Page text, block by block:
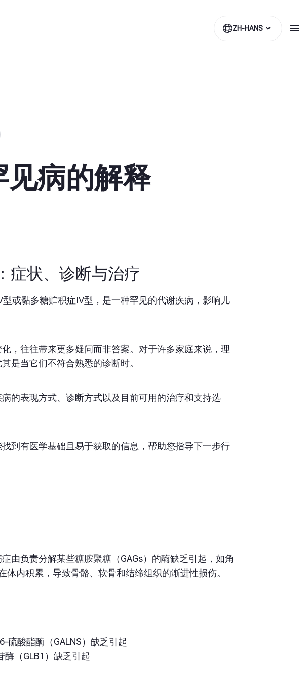
ZH-HANS
病的解释
症状、诊断与治疗
或黏多糖贮积症IV型，是一种罕见的代谢疾病，影响儿
，往往带来更多疑问而非答案。对于许多家庭来说，理
是当它们不符合熟悉的诊断时。
的表现方式、诊断方式以及目前可用的治疗和支持选
到有医学基础且易于获取的信息，帮助您指导下一步行
由负责分解某些糖胺聚糖（GAGs）的酶缺乏引起，如角
内积累，导致骨骼、软骨和结缔组织的渐进性损伤。
硫酸酯酶（GALNS）缺乏引起
酶（GLB1）缺乏引起